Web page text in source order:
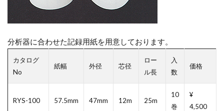
分析器に合わせた記録用紙を用意しております。
カタログ
No
紙幅 外径 芯径
ロー
ル長
入
数
価格
RYS-100 57.5mm 47mm 12m 25m
10
巻
¥
4,500